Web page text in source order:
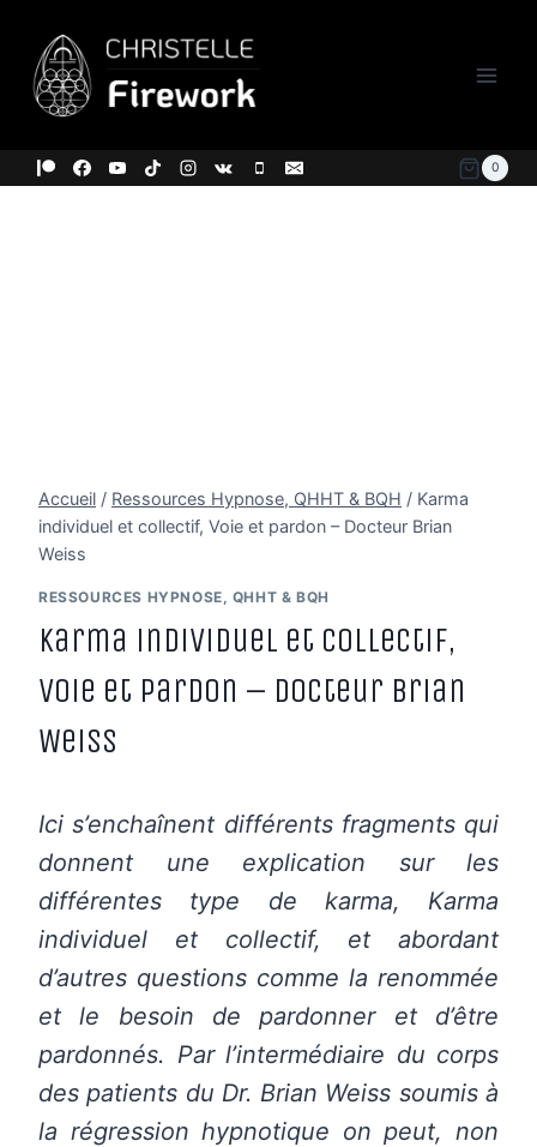
contenu
0
Accueil / Ressources Hypnose, QHHT & BQH / Karma
individuel et collectif, Voie et pardon – Docteur Brian
Weiss
RESSOURCES HYPNOSE, QHHT & BQH
Karma individuel et collectif,
Voie et pardon – Docteur Brian
Weiss
Ici s’enchaînent différents fragments qui
donnent une explication sur les
différentes type de karma, Karma
individuel et collectif, et abordant
d’autres questions comme la renommée
et le besoin de pardonner et d’être
pardonnés. Par l’intermédiaire du corps
des patients du Dr. Brian Weiss soumis à
la régression hypnotique on peut, non